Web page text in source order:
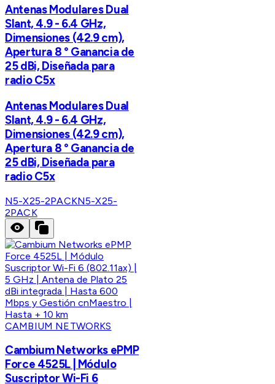
Antenas Modulares Dual
Slant, 4.9 - 6.4 GHz,
Dimensiones (42.9 cm),
Apertura 8 ° Ganancia de
25 dBi, Diseñada para
radio C5x
Antenas Modulares Dual
Slant, 4.9 - 6.4 GHz,
Dimensiones (42.9 cm),
Apertura 8 ° Ganancia de
25 dBi, Diseñada para
radio C5x
N5-X25-2PACKN5-X25-
2PACK
CAMBIUM NETWORKS
Cambium Networks ePMP
Force 4525L | Módulo
Suscriptor Wi-Fi 6